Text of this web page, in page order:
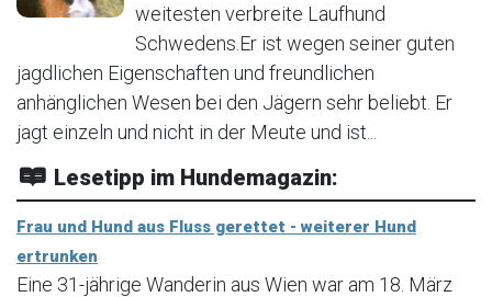
weitesten verbreite Laufhund
Schwedens.Er ist wegen seiner guten
jagdlichen Eigenschaften und freundlichen
anhänglichen Wesen bei den Jägern sehr beliebt. Er
jagt einzeln und nicht in der Meute und ist...
Lesetipp im Hundemagazin:
Frau und Hund aus Fluss gerettet - weiterer Hund
ertrunken
Eine 31-jährige Wanderin aus Wien war am 18. März